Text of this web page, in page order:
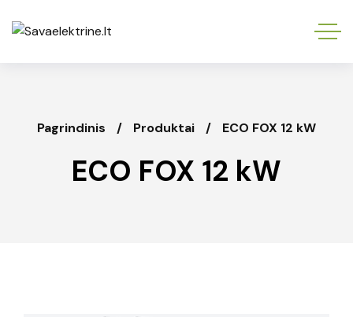
Pagrindinis Produktai ECO FOX 12 kW
ECO FOX 12 kW